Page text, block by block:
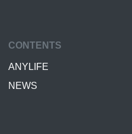
CONTENTS
ANYLIFE
NEWS